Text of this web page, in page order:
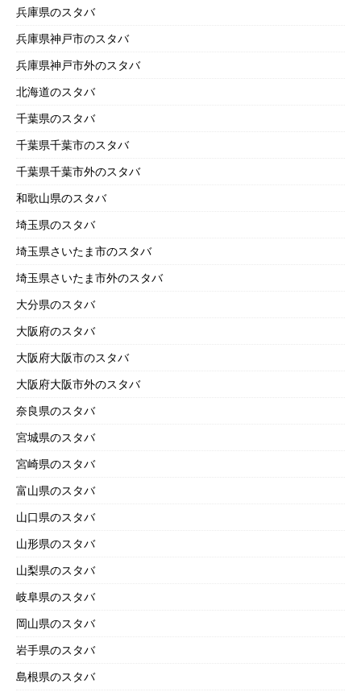
兵庫県のスタバ
兵庫県神戸市のスタバ
兵庫県神戸市外のスタバ
北海道のスタバ
千葉県のスタバ
千葉県千葉市のスタバ
千葉県千葉市外のスタバ
和歌山県のスタバ
埼玉県のスタバ
埼玉県さいたま市のスタバ
埼玉県さいたま市外のスタバ
大分県のスタバ
大阪府のスタバ
大阪府大阪市のスタバ
大阪府大阪市外のスタバ
奈良県のスタバ
宮城県のスタバ
宮崎県のスタバ
富山県のスタバ
山口県のスタバ
山形県のスタバ
山梨県のスタバ
岐阜県のスタバ
岡山県のスタバ
岩手県のスタバ
島根県のスタバ